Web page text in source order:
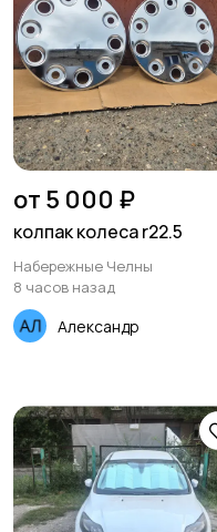
от 5 000 ₽
колпак колеса r22.5
Набережные Челны
8 часов назад
Александр